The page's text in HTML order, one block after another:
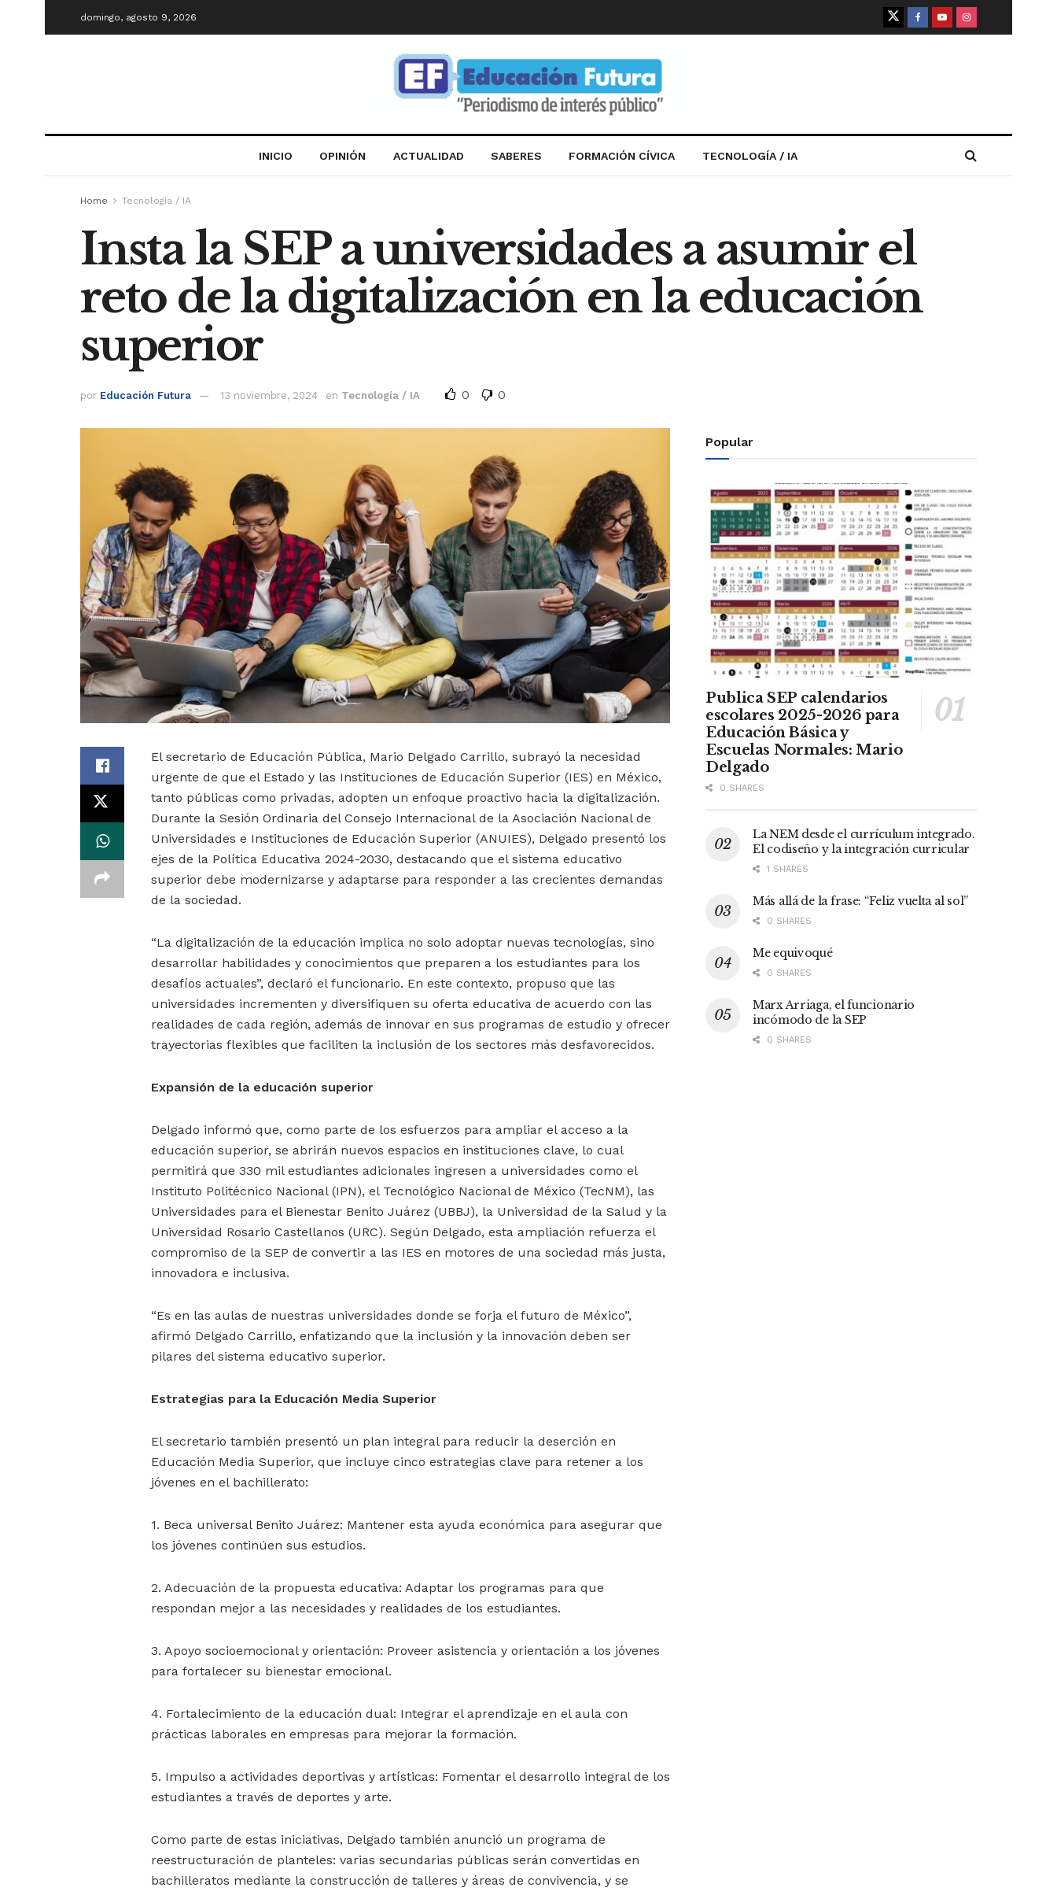
domingo, agosto 9, 2026
INICIO OPINIÓN ACTUALIDAD SABERES FORMACIÓN CÍVICA TECNOLOGÍA / IA
Home Tecnología / IA
Insta la SEP a universidades a asumir el
reto de la digitalización en la educación
superior
por Educación Futura 13 noviembre, 2024 en Tecnología / IA 0 0
El secretario de Educación Pública, Mario Delgado Carrillo, subrayó la necesidad
urgente de que el Estado y las Instituciones de Educación Superior (IES) en México,
tanto públicas como privadas, adopten un enfoque proactivo hacia la digitalización.
Durante la Sesión Ordinaria del Consejo Internacional de la Asociación Nacional de
Universidades e Instituciones de Educación Superior (ANUIES), Delgado presentó los
ejes de la Política Educativa 2024-2030, destacando que el sistema educativo
superior debe modernizarse y adaptarse para responder a las crecientes demandas
de la sociedad.
“La digitalización de la educación implica no solo adoptar nuevas tecnologías, sino
desarrollar habilidades y conocimientos que preparen a los estudiantes para los
desafíos actuales”, declaró el funcionario. En este contexto, propuso que las
universidades incrementen y diversifiquen su oferta educativa de acuerdo con las
realidades de cada región, además de innovar en sus programas de estudio y ofrecer
trayectorias flexibles que faciliten la inclusión de los sectores más desfavorecidos.
Expansión de la educación superior
Delgado informó que, como parte de los esfuerzos para ampliar el acceso a la
educación superior, se abrirán nuevos espacios en instituciones clave, lo cual
permitirá que 330 mil estudiantes adicionales ingresen a universidades como el
Instituto Politécnico Nacional (IPN), el Tecnológico Nacional de México (TecNM), las
Universidades para el Bienestar Benito Juárez (UBBJ), la Universidad de la Salud y la
Universidad Rosario Castellanos (URC). Según Delgado, esta ampliación refuerza el
compromiso de la SEP de convertir a las IES en motores de una sociedad más justa,
innovadora e inclusiva.
“Es en las aulas de nuestras universidades donde se forja el futuro de México”,
afirmó Delgado Carrillo, enfatizando que la inclusión y la innovación deben ser
pilares del sistema educativo superior.
Estrategias para la Educación Media Superior
El secretario también presentó un plan integral para reducir la deserción en
Educación Media Superior, que incluye cinco estrategias clave para retener a los
jóvenes en el bachillerato:
1. Beca universal Benito Juárez: Mantener esta ayuda económica para asegurar que
los jóvenes continúen sus estudios.
2. Adecuación de la propuesta educativa: Adaptar los programas para que
respondan mejor a las necesidades y realidades de los estudiantes.
3. Apoyo socioemocional y orientación: Proveer asistencia y orientación a los jóvenes
para fortalecer su bienestar emocional.
4. Fortalecimiento de la educación dual: Integrar el aprendizaje en el aula con
prácticas laborales en empresas para mejorar la formación.
5. Impulso a actividades deportivas y artísticas: Fomentar el desarrollo integral de los
estudiantes a través de deportes y arte.
Como parte de estas iniciativas, Delgado también anunció un programa de
reestructuración de planteles: varias secundarias públicas serán convertidas en
bachilleratos mediante la construcción de talleres y áreas de convivencia, y se
Popular
Publica SEP calendarios
escolares 2025-2026 para
Educación Básica y
Escuelas Normales: Mario
Delgado
0 SHARES
La NEM desde el currículum integrado.
El codiseño y la integración curricular
1 SHARES
Más allá de la frase: “Feliz vuelta al sol”
0 SHARES
Me equivoqué
0 SHARES
Marx Arriaga, el funcionario
incómodo de la SEP
0 SHARES